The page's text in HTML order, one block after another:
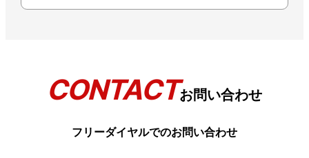
CONTACTお問い合わせ
フリーダイヤルでのお問い合わせ